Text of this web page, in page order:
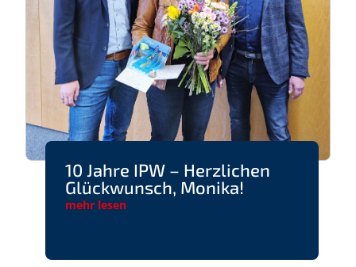
10 Jahre IPW – Herzlichen
Glückwunsch, Monika!
mehr lesen